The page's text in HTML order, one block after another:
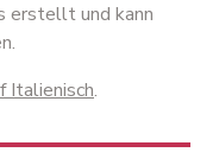
erstellt und kann
Italienisch.